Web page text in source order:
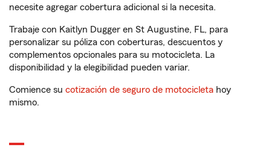
necesite agregar cobertura adicional si la necesita.
Trabaje con Kaitlyn Dugger en St Augustine, FL, para
personalizar su póliza con coberturas, descuentos y
complementos opcionales para su motocicleta. La
disponibilidad y la elegibilidad pueden variar.
Comience su cotización de seguro de motocicleta hoy
mismo.